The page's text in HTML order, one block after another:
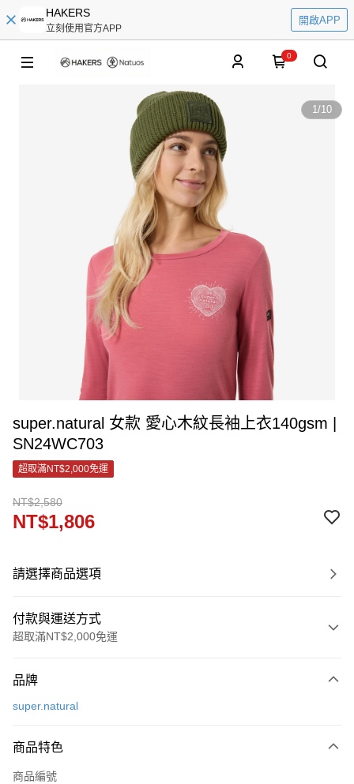
HAKERS
立刻使用官方APP
開啟APP
0
1/10
super.natural 女款 愛心木紋長袖上衣140gsm |
SN24WC703
超取滿NT$2,000免運
NT$2,580
NT$1,806
請選擇商品選項
付款與運送方式
超取滿NT$2,000免運
信用卡一次付款
Apple Pay
街口支付
品牌
super.natural
商品特色
商品編號